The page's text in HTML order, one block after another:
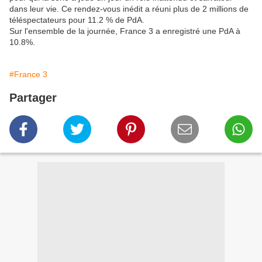
dans leur vie. Ce rendez-vous inédit a réuni plus de 2 millions de
téléspectateurs pour 11.2 % de PdA.
Sur l'ensemble de la journée, France 3 a enregistré une PdA à
10.8%.
#France 3
Partager